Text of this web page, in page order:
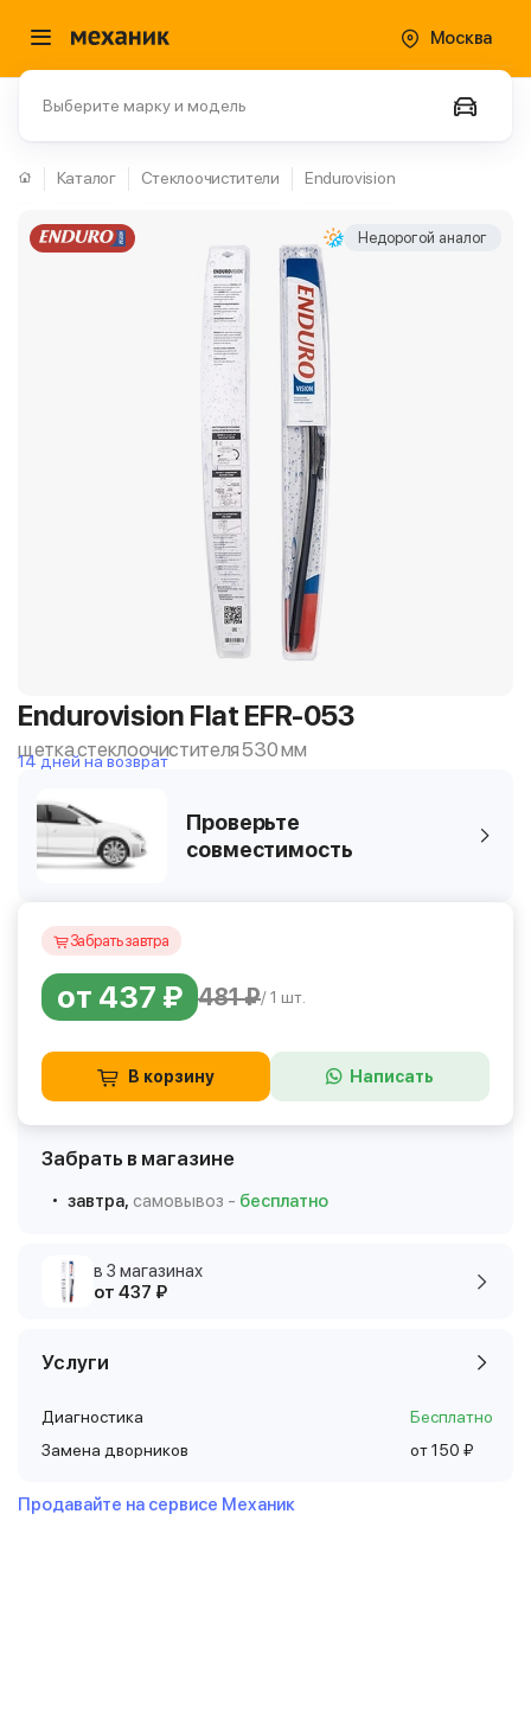
Москва
Выберите марку и модель
Каталог Стеклоочистители Endurovision
Недорогой аналог
Endurovision Flat EFR-053
щетка стеклоочистителя 530 мм
14 дней на возврат
Проверьте
совместимость
Забрать завтра
от 437 ₽ 481 ₽/ 1 шт.
В корзину Написать
Забрать в магазине
завтра, самовывоз - бесплатно
в 3 магазинах
от 437 ₽
Услуги
Диагностика
Бесплатно
Замена дворников
от 150 ₽
Продавайте на сервисе Механик